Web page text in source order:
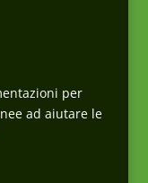
per
ad aiutare le